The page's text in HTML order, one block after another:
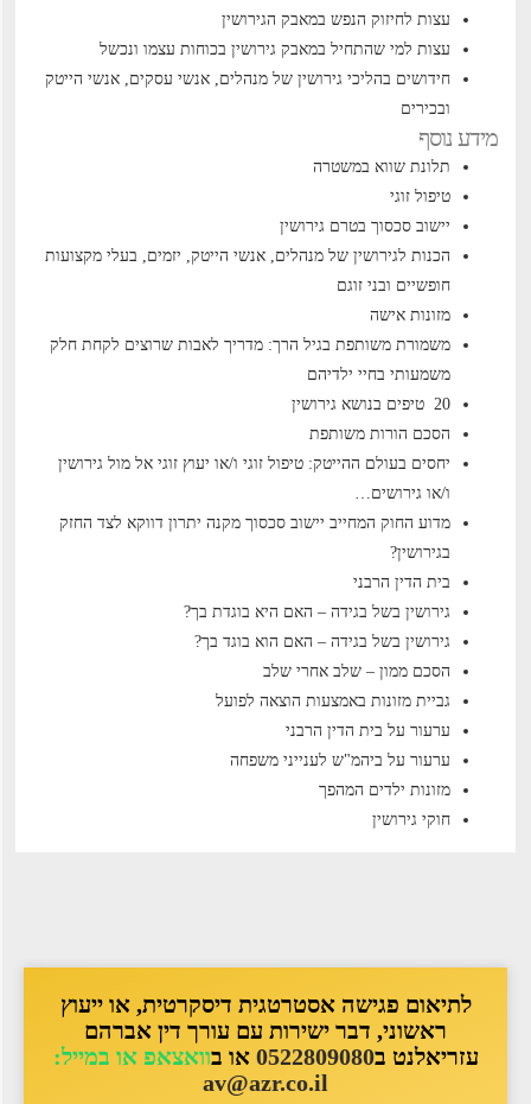
עצות לחיזוק הנפש במאבק הגירושין
עצות למי שהתחיל במאבק גירושין בכוחות עצמו ונכשל
חידושים בהליכי גירושין של מנהלים, אנשי עסקים, אנשי הייטק
ובכירים
מידע נוסף
תלונת שווא במשטרה
טיפול זוגי
יישוב סכסוך בטרם גירושין
הכנות לגירושין של מנהלים, אנשי הייטק, יזמים, בעלי מקצועות
חופשיים ובני זוגם
מזונות אישה
משמורת משותפת בגיל הרך: מדריך לאבות שרוצים לקחת חלק
משמעותי בחיי ילדיהם
20 טיפים בנושא גירושין
הסכם הורות משותפת
יחסים בעולם ההייטק: טיפול זוגי ו/או יעוץ זוגי אל מול גירושין
ו/או גירושים…
מדוע החוק המחייב יישוב סכסוך מקנה יתרון דווקא לצד החזק
בגירושין?
בית הדין הרבני
גירושין בשל בגידה – האם היא בוגדת בך?
גירושין בשל בגידה – האם הוא בוגד בך?
הסכם ממון – שלב אחרי שלב
גביית מזונות באמצעות הוצאה לפועל
ערעור על בית הדין הרבני
ערעור על ביהמ"ש לענייני משפחה
מזונות ילדים המהפך
חוקי גירושין
לתיאום פגישה אסטרטגית דיסקרטית, או ייעוץ
ראשוני, דבר ישירות עם עורך דין אברהם
עזריאלנט ב0522809080או בוואצאפ או במייל:
av@azr.co.il